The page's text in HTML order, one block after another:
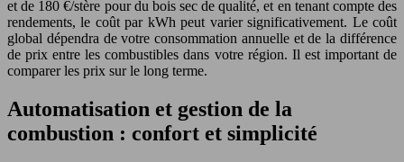
et de 180 €/stère pour du bois sec de qualité, et en tenant compte des
rendements, le coût par kWh peut varier significativement. Le coût
global dépendra de votre consommation annuelle et de la différence
de prix entre les combustibles dans votre région. Il est important de
comparer les prix sur le long terme.
Automatisation et gestion de la
combustion : confort et simplicité